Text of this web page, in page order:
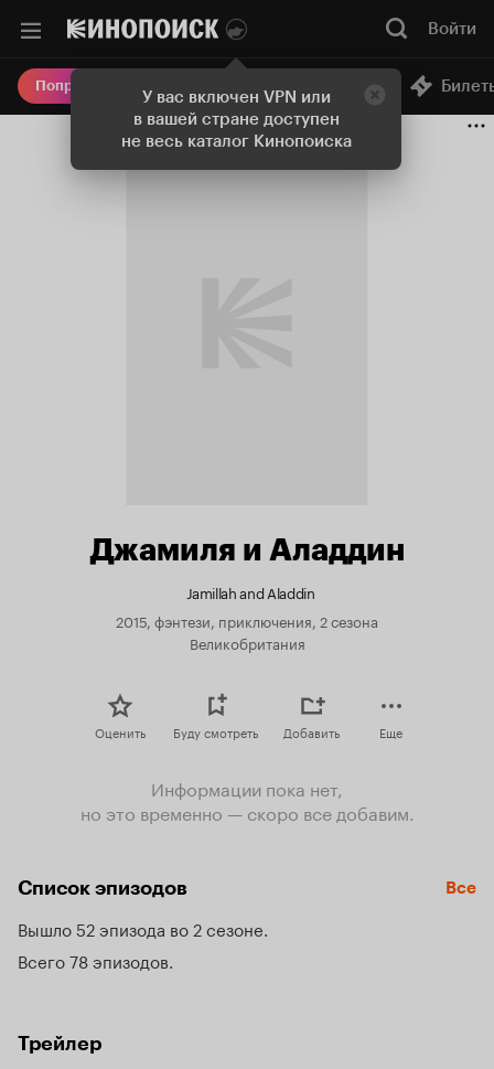
У вас включен VPN или
в вашей стране доступен
не весь каталог Кинопоиска
Войти
Попробовать Плюс Онлайн-кинотеатр
Джамиля и Аладдин
Jamillah and Aladdin
2015, фэнтези, приключения, 2 сезона
Великобритания
Оценить Буду смотреть Добавить Еще
Информации пока нет,
но это временно — скоро все добавим.
Список эпизодов Все
Вышло 52 эпизода во 2 сезоне
Всего 78 эпизодов
Трейлер